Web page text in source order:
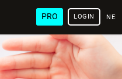
PRO LOGIN